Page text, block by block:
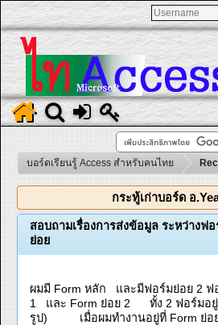
บอร์ดเรียนรู้ Access สำหรับคนไทย
กระทู้เก่าบอร์ด อ
สอบถามเรื่องการส่งข้อมูล ระหว่างฟอ
ย่อย
ผมมี Form หลัก และมีฟอร์มย่อย 2 ฟ
1 และ Form ย่อย 2 ทั้ง 2 ฟอร์มอยู่
รูป) เมื่อผมทำงานอยู่ที่ Form ย่อ